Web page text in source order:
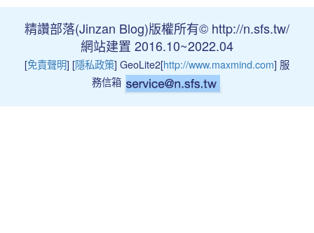
精讚部落(Jinzan Blog)版權所有© http://n.sfs.tw/
網站建置 2016.10~2022.04
[免責聲明] [隱私政策] GeoLite2[http://www.maxmind.com] 服
務信箱